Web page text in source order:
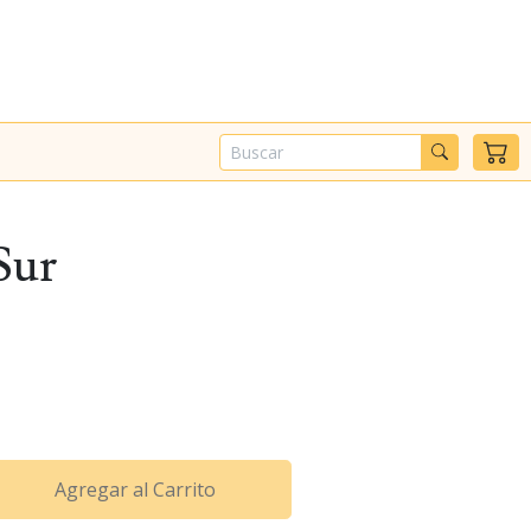
Agregar al Carrito